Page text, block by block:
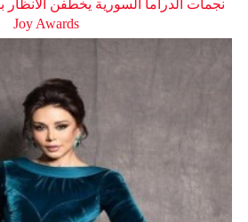
نجمات الدراما السورية يخطفن
Joy Awards